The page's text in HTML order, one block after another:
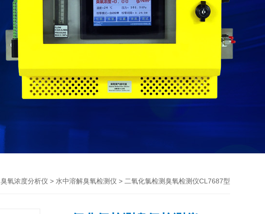
臭氧浓度分析仪 > 水中溶解臭氧检测仪 > 二氧化氯检测臭氧检测仪CL7687型